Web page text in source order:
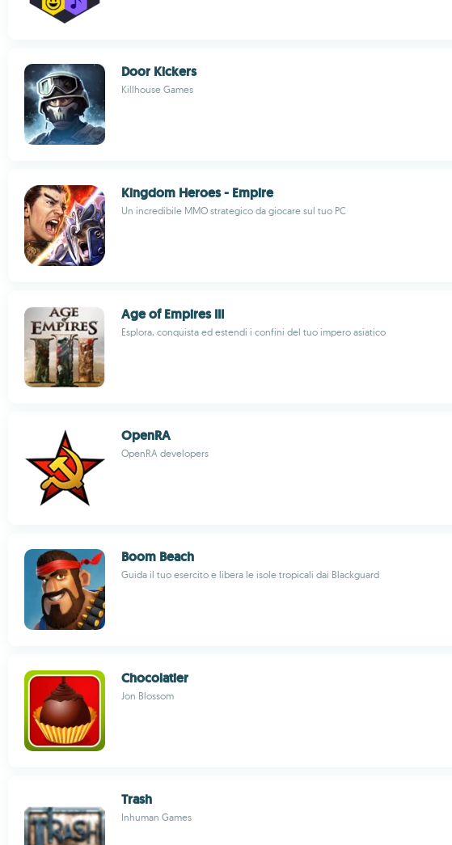
Door Kickers
Killhouse Games
Kingdom Heroes - Empire
Un incredibile MMO strategico da giocare sul tuo PC
Age of Empires III
Esplora, conquista ed estendi i confini del tuo impero asiatico
OpenRA
OpenRA developers
Boom Beach
Guida il tuo esercito e libera le isole tropicali dai Blackguard
Chocolatier
Jon Blossom
Trash
Inhuman Games